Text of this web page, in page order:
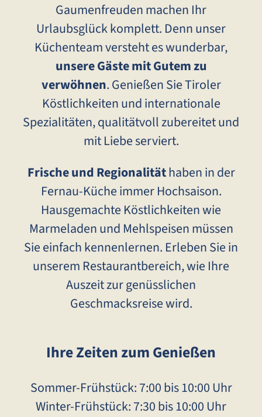
Gaumenfreuden machen Ihr
Urlaubsglück komplett. Denn unser
Küchenteam versteht es wunderbar,
unsere Gäste mit Gutem zu
verwöhnen. Genießen Sie Tiroler
Köstlichkeiten und internationale
Spezialitäten, qualitätvoll zubereitet und
mit Liebe serviert.
Frische und Regionalitäthaben in der
Fernau-Küche immer Hochsaison.
Hausgemachte Köstlichkeiten wie
Marmeladen und Mehlspeisen müssen
Sie einfach kennenlernen. Erleben Sie in
unserem Restaurantbereich, wie Ihre
Auszeit zur genüsslichen
Geschmacksreise wird.
Ihre Zeiten zum Genießen
Sommer-Frühstück: 7:00 bis 10:00 Uhr
Winter-Frühstück: 7:30 bis 10:00 Uhr